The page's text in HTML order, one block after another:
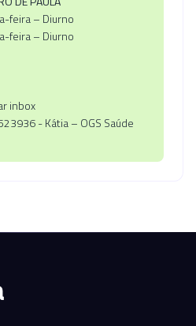
feira – Diurno
feira – Diurno
inbox
- Kátia – OGS Saúde